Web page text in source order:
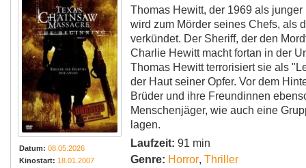
Datum: 08.05.2026
Kinostart: 18.01.2007
Thomas Hewitt, der 1969 als
wird zum Mörder seines Chefs, als
verkündet. Der Sheriff, der den
Charlie Hewitt macht fortan in der
Thomas Hewitt terrorisiert sie als
der Haut seiner Opfer. Vor dem
Brüder und ihre Freundinnen
Menschenjäger, wie auch eine
lagen.
Laufzeit: 91 min
Genre: Horror, Thriller